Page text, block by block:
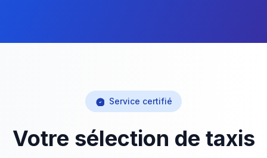
Service certifié
Votre sélection de taxis